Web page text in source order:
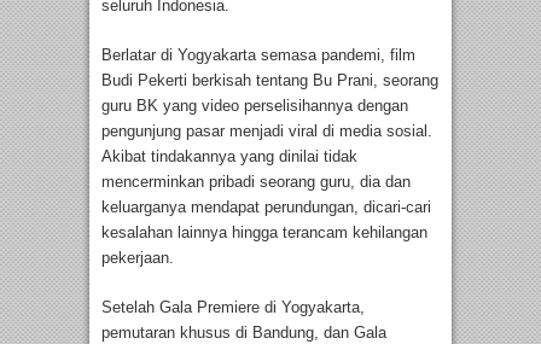
seluruh Indonesia.
Berlatar di Yogyakarta semasa pandemi, film
Budi Pekerti berkisah tentang Bu Prani, seorang
guru BK yang video perselisihannya dengan
pengunjung pasar menjadi viral di media sosial.
Akibat tindakannya yang dinilai tidak
mencerminkan pribadi seorang guru, dia dan
keluarganya mendapat perundungan, dicari-cari
kesalahan lainnya hingga terancam kehilangan
pekerjaan.
Setelah Gala Premiere di Yogyakarta,
pemutaran khusus di Bandung, dan Gala